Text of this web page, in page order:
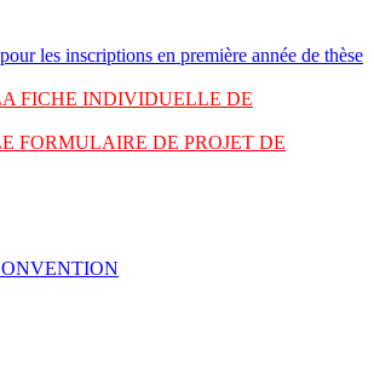
les inscriptions en première année de thèse
FICHE INDIVIDUELLE DE
FORMULAIRE DE PROJET DE